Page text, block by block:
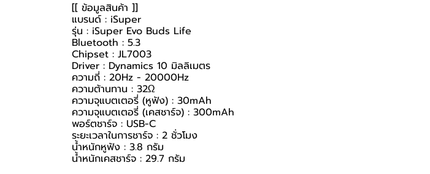
[[ ข้อมูลสินค้า ]]
แบรนด์ : iSuper
รุ่น : iSuper Evo Buds Life
Bluetooth : 5.3
Chipset : JL7003
Driver : Dynamics 10 มิลลิเมตร
ความถี่ : 20Hz - 20000Hz
ความต้านทาน : 32Ω
ความจุแบตเตอรี่ (หูฟัง) : 30mAh
ความจุแบตเตอรี่ (เคสชาร์จ) : 300mAh
พอร์ตชาร์จ : USB-C
ระยะเวลาในการชาร์จ : 2 ชั่วโมง
น้ำหนักหูฟัง : 3.8 กรัม
น้ำหนักเคสชาร์จ : 29.7 กรัม